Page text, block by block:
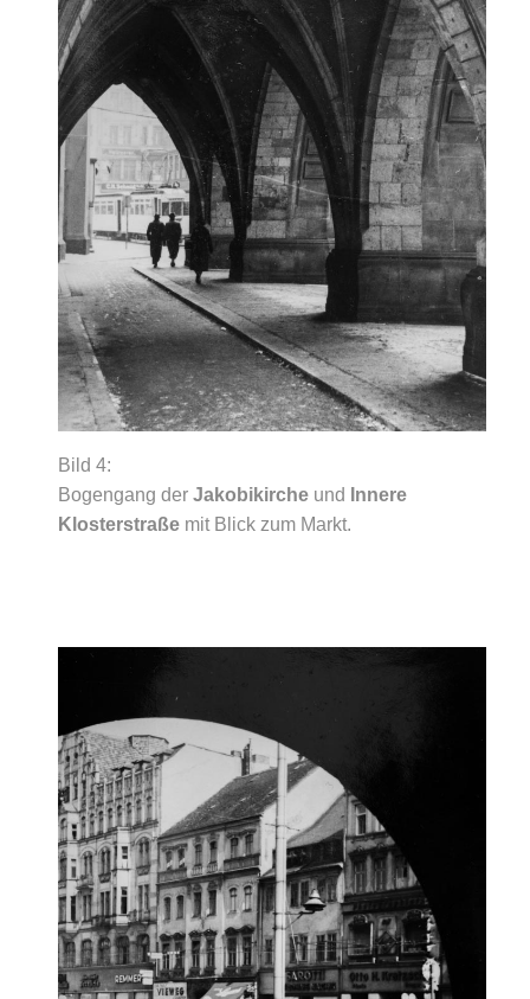
Bild 4:
Bogengang der Jakobikirche und
Innere
Klosterstraße mit Blick zum Markt.